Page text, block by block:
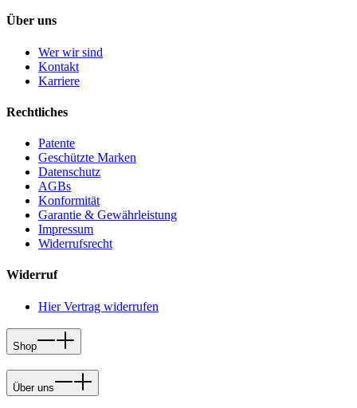
Über uns
Wer wir sind
Kontakt
Karriere
Rechtliches
Patente
Geschützte Marken
Datenschutz
AGBs
Konformität
Garantie & Gewährleistung
Impressum
Widerrufsrecht
Widerruf
Hier Vertrag widerrufen
Shop
Über uns